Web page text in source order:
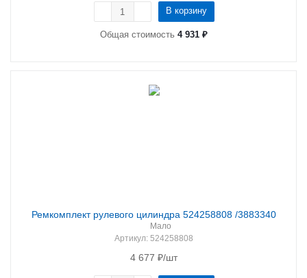
В корзину
Общая стоимость 4 931 ₽
Ремкомплект рулевого цилиндра 524258808 /3883340
Мало
Артикул: 524258808
4 677 ₽/шт